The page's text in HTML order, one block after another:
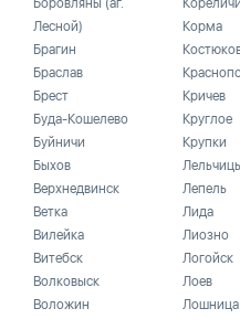
Боровляны (аг.
Лесной)
Брагин
Браслав
Брест
Буда-Кошелево
Буйничи
Быхов
Верхнедвинск
Ветка
Вилейка
Витебск
Волковыск
Воложин
Кореличи
Корма
Кричев
Круглое
Крупки
Лепель
Лида
Лиозно
Логойск
Лоев
Лошница